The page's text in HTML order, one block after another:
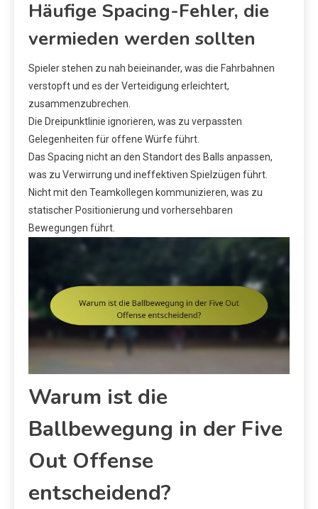
Häufige Spacing-Fehler, die
vermieden werden sollten
Spieler stehen zu nah beieinander, was die Fahrbahnen
verstopft und es der Verteidigung erleichtert,
zusammenzubrechen.
Die Dreipunktlinie ignorieren, was zu verpassten
Gelegenheiten für offene Würfe führt.
Das Spacing nicht an den Standort des Balls anpassen,
was zu Verwirrung und ineffektiven Spielzügen führt.
Nicht mit den Teamkollegen kommunizieren, was zu
statischer Positionierung und vorhersehbaren
Bewegungen führt.
Warum ist die
Ballbewegung in der Five
Out Offense
entscheidend?